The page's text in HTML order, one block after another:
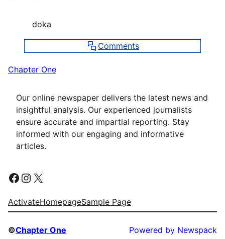
doka
Comments
Leave a Reply
Your email address will not be published.
Required fields are marked*
Comment*
Chapter One
Our online newspaper delivers the latest news and
insightful analysis. Our experienced journalists
ensure accurate and impartial reporting. Stay
informed with our engaging and informative
articles.
Facebook
Instagram
X
ActivateHomepageSample Page
©Chapter One Powered by Newspack